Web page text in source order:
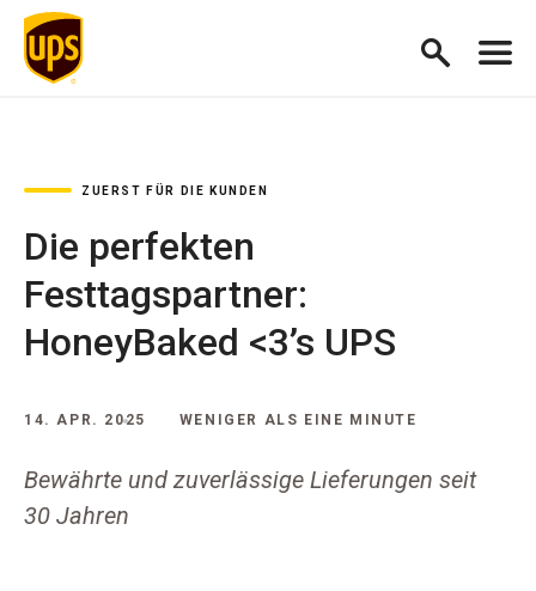
ZUERST FÜR DIE KUNDEN
Die perfekten
Festtagspartner:
HoneyBaked <3’s UPS
14. APR. 2025 WENIGER ALS EINE MINUTE
Bewährte und zuverlässige Lieferungen seit
30 Jahren